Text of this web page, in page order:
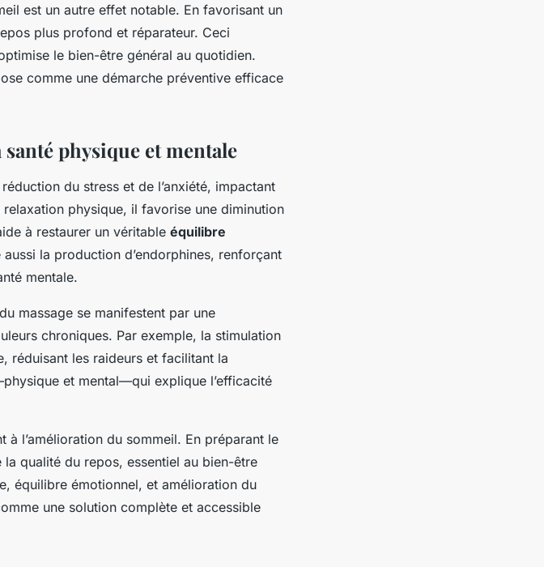
est un autre effet notable. En favorisant un
plus profond et réparateur. Ceci
le bien-être général au quotidien.
comme une démarche préventive efficace
physique et mentale
du stress et de l’anxiété, impactant
physique, il favorise une diminution
à restaurer un véritable équilibre
la production d’endorphines, renforçant
mentale.
massage se manifestent par une
chroniques. Par exemple, la stimulation
réduisant les raideurs et facilitant la
et mental—qui explique l’efficacité
l’amélioration du sommeil. En préparant le
qualité du repos, essentiel au bien-être
équilibre émotionnel, et amélioration du
une solution complète et accessible